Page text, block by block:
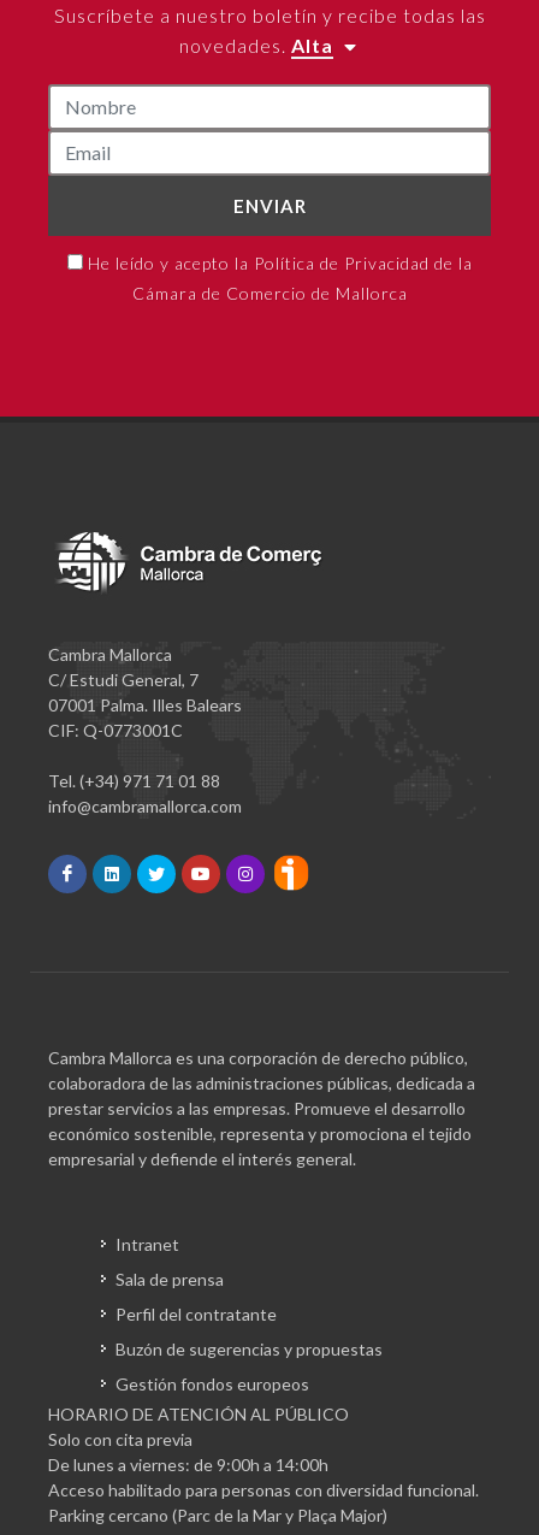
Suscríbete a nuestro boletín y recibe todas las
novedades. Alta
ENVIAR
He leído y acepto la Política de Privacidad de la
Cámara de Comercio de Mallorca
Cambra Mallorca
C/ Estudi General, 7
07001 Palma. Illes Balears
CIF: Q-0773001C
Tel. (+34) 971 71 01 88
info@cambramallorca.com
Cambra Mallorca es una corporación de derecho público,
colaboradora de las administraciones públicas, dedicada a
prestar servicios a las empresas. Promueve el desarrollo
económico sostenible, representa y promociona el tejido
empresarial y defiende el interés general.
Intranet
Sala de prensa
Perfil del contratante
Buzón de sugerencias y propuestas
Gestión fondos europeos
HORARIO DE ATENCIÓN AL PÚBLICO
Solo con cita previa
De lunes a viernes: de 9:00h a 14:00h
Acceso habilitado para personas con diversidad funcional.
Parking cercano (Parc de la Mar y Plaça Major)